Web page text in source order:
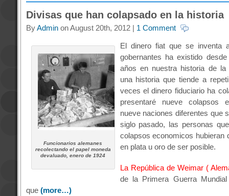
Divisas que han colapsado en la historia
ByAdminon August 20th, 2012 | 1 Comment
Funcionarios alemanes
recolectando el papel moneda
devaluado, enero de 1924
El dinero fiat que se inventa
gobernantes ha existido
años en nuestra historia de la
una historia que tiende a
veces el dinero fiduciario ha
presentaré nueve colapsos
nueve naciones diferentes que
siglo pasado, las personas
colapsos economicos hubieran
en plata u oro de ser posible.
La República de Weimar (
de la Primera Guerra
que (more…)